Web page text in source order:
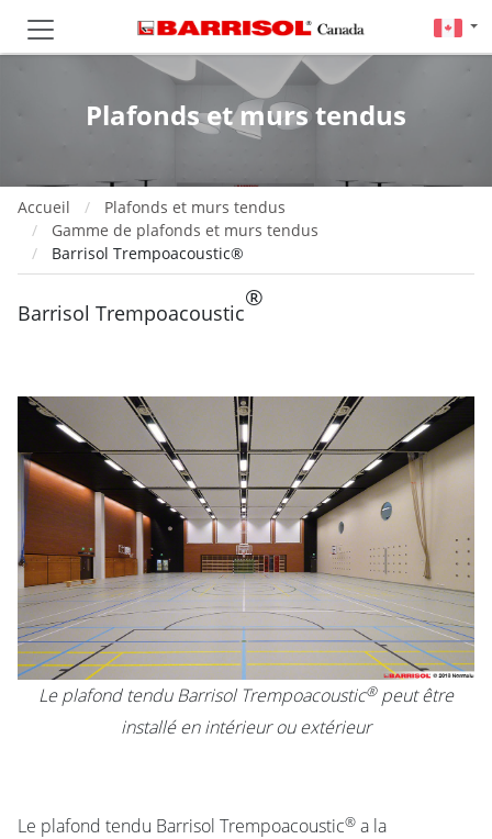
Plafonds et murs tendus
Accueil
Plafonds et murs tendus
Gamme de plafonds et murs tendus
Barrisol Trempoacoustic®
Barrisol Trempoacoustic
®
Le plafond tendu Barrisol Trempoacoustic®peut être
installé en intérieur ou extérieur
Le plafond tendu Barrisol Trempoacoustic® a la